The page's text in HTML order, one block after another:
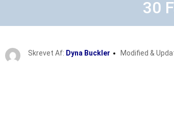
30
Skrevet Af: Dyna Buckler Modified &